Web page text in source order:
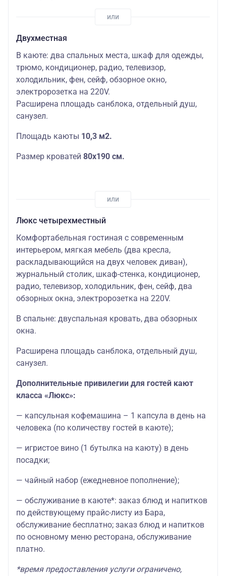
Двухместная
В каюте: два спальных места, шкаф для одежды,
трюмо, кондиционер, радио, телевизор,
холодильник, фен, сейф, обзорное окно,
электророзетка на 220V.
Расширена площадь санблока, отдельный душ,
санузел.
Площадь каюты 10,3 м2.
Размер кроватей 80х190 см.
Люкс четырехместный
Комфортабельная гостиная с современным
интерьером, мягкая мебель (два кресла,
раскладывающийся на двух человек диван),
журнальный столик, шкаф-стенка, кондиционер,
радио, телевизор, холодильник, фен, сейф, два
обзорных окна, электророзетка на 220V.
В спальне: двуспальная кровать, два обзорных
окна.
Расширена площадь санблока, отдельный душ,
санузел.
Дополнительные привилегии для гостей кают
класса «Люкс»:
— капсульная кофемашина – 1 капсула в день на
человека (по количеству гостей в каюте);
— игристое вино (1 бутылка на каюту) в день
посадки;
— чайный набор (ежедневное пополнение);
— обслуживание в каюте*: заказ блюд и напитков
по действующему прайс-листу из Бара,
обслуживание бесплатно; заказ блюд и напитков
по основному меню ресторана, обслуживание
платно.
*время предоставления услуги ограничено,